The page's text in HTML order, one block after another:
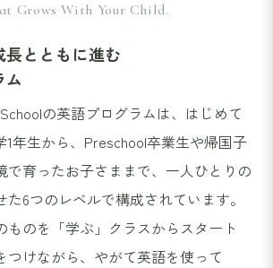
Grows With Your Child.
長とともに進む
ム
の英語プログラムは、はじめて
1年生から、Preschool卒業生や帰国子
で育ったお子さままで、一人ひとりの
6つのレベルで構成されています。
ものを「学ぶ」クラスからスタート
つけながら、やがて英語を使って